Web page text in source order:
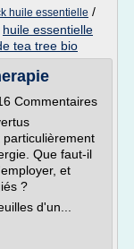
huile essentielle /
huile essentielle
tea tree bio
Commentaires
Que faut-il
et
?
d'un...